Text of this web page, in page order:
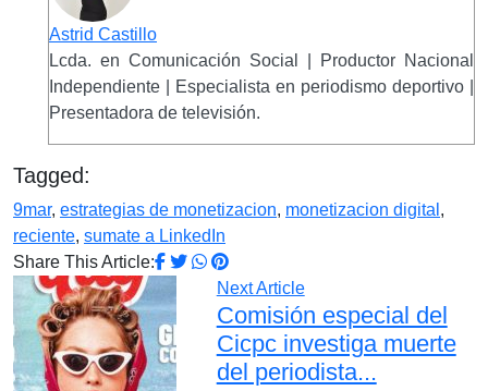
Astrid Castillo
Lcda. en Comunicación Social | Productor Nacional
Independiente | Especialista en periodismo deportivo |
Presentadora de televisión.
Tagged:
9mar, estrategias de monetizacion, monetizacion digital ,
reciente, sumate a LinkedIn
Share This Article:
Next Article
Comisión especial del
Cicpc investiga muerte
del periodista...